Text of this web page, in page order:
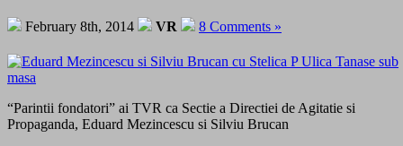
February 8th, 2014 VR 8 Comments »
“Parintii fondatori” ai TVR ca Sectie a Directiei de Agitatie si
Propaganda, Eduard Mezincescu si Silviu Brucan